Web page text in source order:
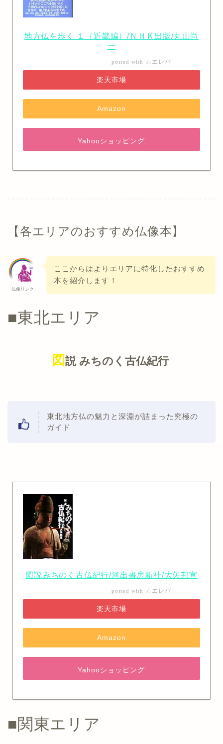
地方仏を歩く １（近畿編）/ＮＨＫ出版/丸山尚
一
posted with カエレバ
楽天市場
Amazon
Yahooショッピング
【各エリアのおすすめ仏像本】
仏像リンク
ここからはよりエリアに特化したおすすめ
本を紹介します！
■東北エリア
図説 みちのく古仏紀行
東北地方仏の魅力と深淵が詰まった究極の
ガイド
図説みちのく古仏紀行/河出書房新社/大矢邦宣
posted with カエレバ
楽天市場
Amazon
Yahooショッピング
■関東エリア